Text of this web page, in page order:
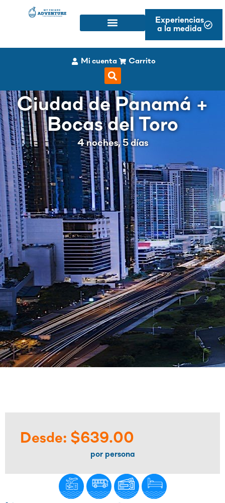
Experiencias
a la medida
Mi cuenta Carrito
Ciudad de Panamá +
Bocas del Toro
4 noches, 5 días
Desde: $639.00
por persona